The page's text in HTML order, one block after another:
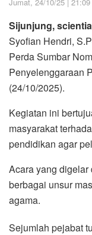
Sijunjung,
Syofian Hendri,
Perda Sumbar
Penyelenggaraan
(24/10/2025).
Kegiatan ini
masyarakat
pendidikan agar
Acara yang
berbagai unsur
agama.
Sejumlah pejabat